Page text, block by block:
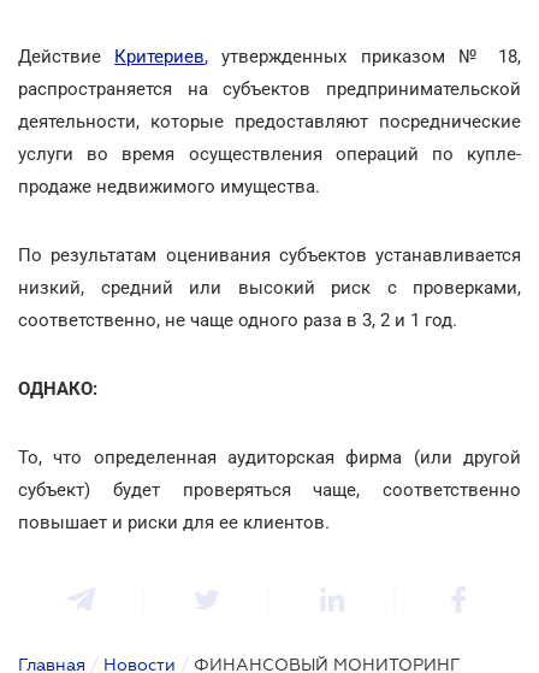
Действие Критериев, утвержденных приказом № 18,
распространяется на субъектов предпринимательской
деятельности, которые предоставляют посреднические
услуги во время осуществления операций по купле-
продаже недвижимого имущества.
По результатам оценивания субъектов устанавливается
низкий, средний или высокий риск с проверками,
соответственно, не чаще одного раза в 3, 2 и 1 год.
ОДНАКО:
То, что определенная аудиторская фирма (или другой
субъект) будет проверяться чаще, соответственно
повышает и риски для ее клиентов.
Главная / Новости / ФИНАНСОВЫЙ МОНИТОРИНГ